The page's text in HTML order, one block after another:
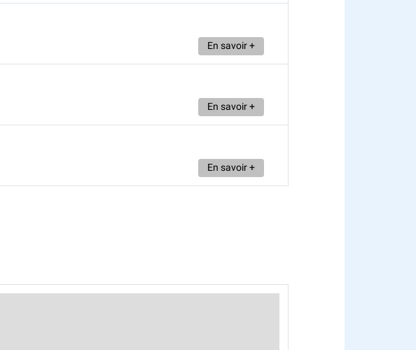
En savoir +
En savoir +
En savoir +